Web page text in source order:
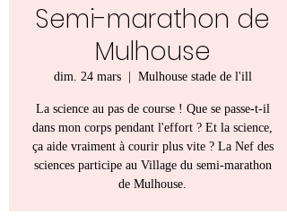
Semi-marathon de
Mulhouse
dim. 24 mars
  |
Mulhouse stade de l'ill
La science au pas de course ! Que se passe-t-il
dans mon corps pendant l'effort ? Et la science,
ça aide vraiment à courir plus vite ? La Nef des
sciences participe au Village du semi-marathon